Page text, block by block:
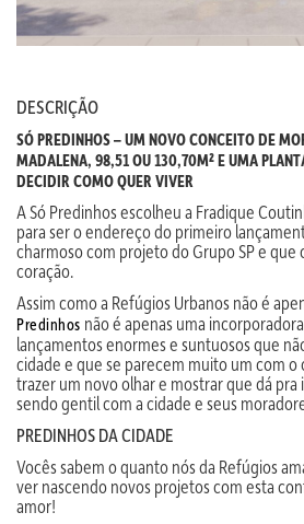
DESCRIÇÃO
SÓ PREDINHOS – UM NOVO CONCEITO DE
MADALENA, 98,51 OU 130,70M² E UMA
DECIDIR COMO QUER VIVER
A Só Predinhos escolheu a Fradique
para ser o endereço do primeiro
charmoso com projeto do Grupo SP e que
coração.
Assim como a Refúgios Urbanos não é
Predinhos não é apenas uma
lançamentos enormes e suntuosos que
cidade e que se parecem muito um com o
trazer um novo olhar e mostrar que dá
sendo gentil com a cidade e seus
PREDINHOS DA CIDADE
Vocês sabem o quanto nós da Refúgios
ver nascendo novos projetos com esta
amor!